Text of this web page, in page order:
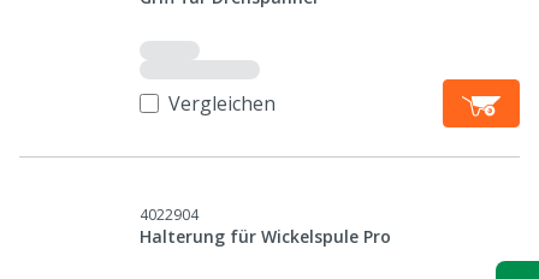
Vergleichen
4022904
Halterung für Wickelspule Pro